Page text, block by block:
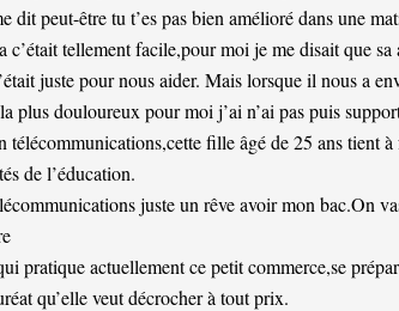
dit peut-être tu t’es pas bien amélioré dans une
c’était tellement facile,pour moi je me disait que
juste pour nous aider. Mais lorsque il nous a
plus douloureux pour moi j’ai n’ai pas puis
fille âgé de 25 ans tient
de l’éducation.
juste un rêve avoir mon bac.On
pratique actuellement ce petit commerce,se
qu’elle veut décrocher à tout prix.